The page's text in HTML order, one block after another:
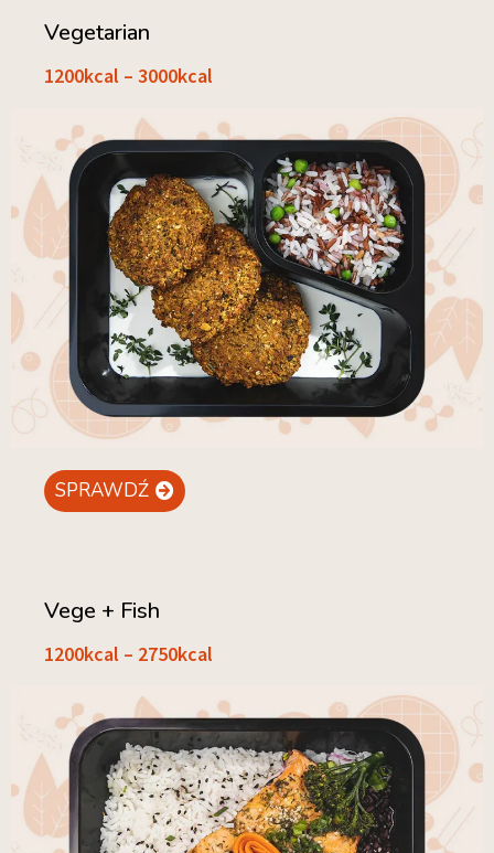
Vegetarian
1200kcal – 3000kcal
SPRAWDŹ
Vege + Fish
1200kcal – 2750kcal